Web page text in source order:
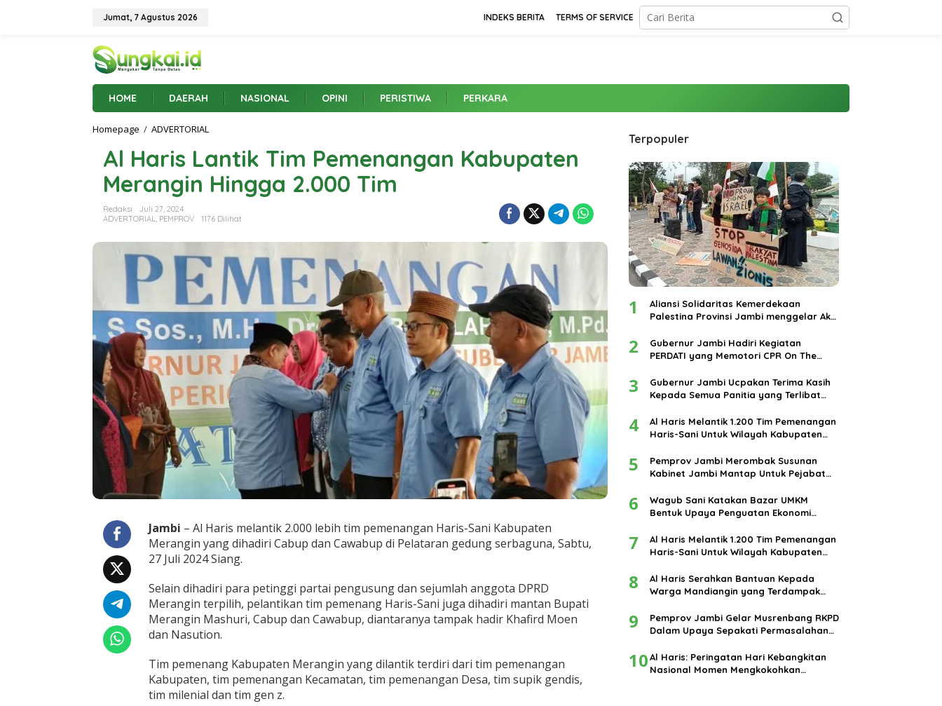
Jumat, 7 Agustus 2026 INDEKS BERITA TERMS OF SERVICE
HOME DAERAH NASIONAL OPINI PERISTIWA PERKARA
Homepage / ADVERTORIAL
H
a
r
L
n
t
i
T
i
m
P
e
m
e
a
n
a
a
t
e
n
e
r
a
n
g
n
H
n
Al Haris Lantik Tim Pemenangan Kabupaten
Merangin Hingga 2.000 Tim
Redaksi
Juli 27, 2024
ADVERTORIAL, PEMPROV 1176 Dilihat
Jambi – Al Haris melantik 2.000 lebih tim pemenangan Haris-Sani Kabupaten
Merangin yang dihadiri Cabup dan Cawabup di Pelataran gedung serbaguna, Sabtu,
27 Juli 2024 Siang.
Selain dihadiri para petinggi partai pengusung dan sejumlah anggota DPRD
Merangin terpilih, pelantikan tim pemenang Haris-Sani juga dihadiri mantan Bupati
Merangin Mashuri, Cabup dan Cawabup, diantaranya tampak hadir Khafird Moen
dan Nasution.
Tim pemenang Kabupaten Merangin yang dilantik terdiri dari tim pemenangan
Kabupaten, tim pemenangan Kecamatan, tim pemenangan Desa, tim supik gendis,
tim milenial dan tim gen z.
Terpopuler
1
Aliansi Solidaritas Kemerdekaan
Palestina Provinsi Jambi menggelar Aksi
kota Jambi.
2
Gubernur Jambi Hadiri Kegiatan
PERDATI yang Memotori CPR On The
3
Gubernur Jambi Ucpakan Terima Kasih
Kepada Semua Panitia yang Terlibat
Tahun 2024
4
Al Haris Melantik 1.200 Tim Pemenangan
Haris-Sani Untuk Wilayah Kabupaten
5
Pemprov Jambi Merombak Susunan
Kabinet Jambi Mantap Untuk Pejabat
6
Wagub Sani Katakan Bazar UMKM
Bentuk Upaya Penguatan Ekonomi
7
Al Haris Melantik 1.200 Tim Pemenangan
Haris-Sani Untuk Wilayah Kabupaten
8
Al Haris Serahkan Bantuan Kepada
Warga Mandiangin yang Terdampak
9
Pemprov Jambi Gelar Musrenbang RKPD
Dalam Upaya Sepakati Permasalahan
10Al Haris: Peringatan Hari Kebangkitan
Nasional Momen Mengkokohkan